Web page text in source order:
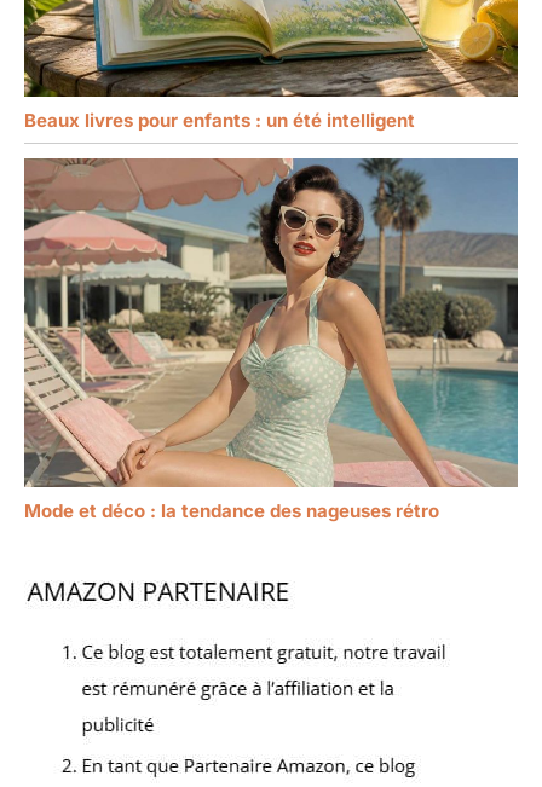
Beaux livres pour enfants : un été intelligent
Mode et déco : la tendance des nageuses rétro